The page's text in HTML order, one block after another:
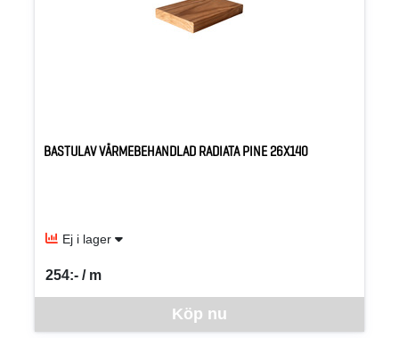
BASTULAV VÄRMEBEHANDLAD RADIATA PINE 26X140
Ej i lager
Köp nu
254:- / m
SEK per M